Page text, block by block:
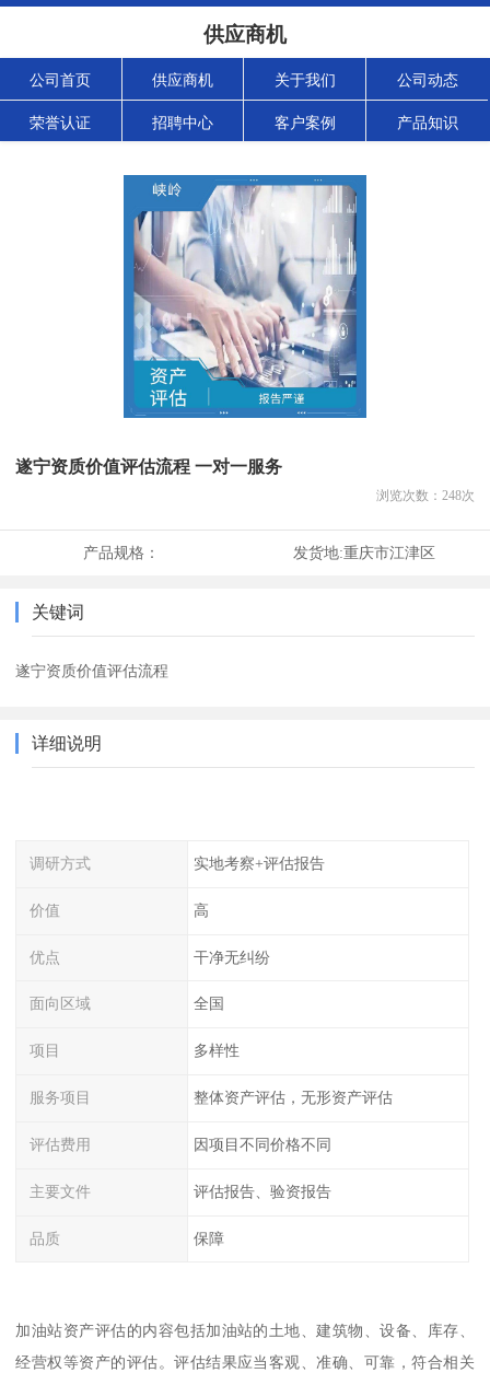
供应商机
公司首页 供应商机 关于我们 公司动态
荣誉认证 招聘中心 客户案例 产品知识
遂宁资质价值评估流程 一对一服务
浏览次数： 248次
产品规格： 发货地:重庆市江津区
关键词
遂宁资质价值评估流程
详细说明
调研方式 实地考察+评估报告
价值 高
优点 干净无纠纷
面向区域 全国
项目 多样性
服务项目 整体资产评估，无形资产评估
评估费用 因项目不同价格不同
主要文件 评估报告、验资报告
品质 保障
加油站资产评估的内容包括加油站的土地、建筑物、设备、库存、
经营权等资产的评估。评估结果应当客观、准确、可靠，符合相关